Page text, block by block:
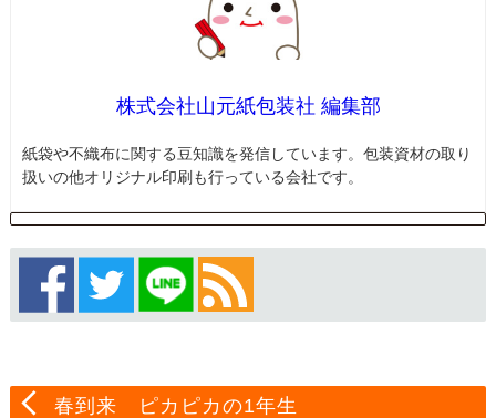
株式会社山元紙包装社 編集部
紙袋や不織布に関する豆知識を発信しています。包装資材の取り
扱いの他オリジナル印刷も行っている会社です。
春到来 ピカピカの1年生